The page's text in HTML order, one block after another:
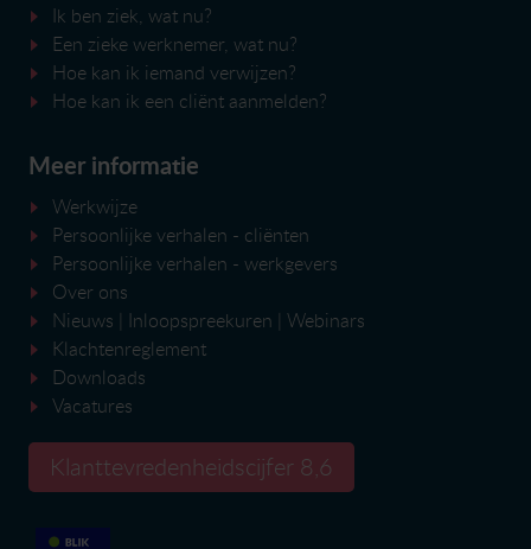
Ik ben ziek, wat nu?
Een zieke werknemer, wat nu?
Hoe kan ik iemand verwijzen?
Hoe kan ik een cliënt aanmelden?
Meer informatie
Werkwijze
Persoonlijke verhalen - cliënten
Persoonlijke verhalen - werkgevers
Over ons
Nieuws
Inloopspreekuren | Webinars
Klachtenreglement
Downloads
Vacatures
Klanttevredenheidscijfer 8,6